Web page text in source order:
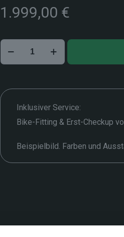
1.999,00 €
Kona
cm
MengeInklusiver Service:
Bike-Fitting & Erst-Checkup
Beispielbild. Farben und